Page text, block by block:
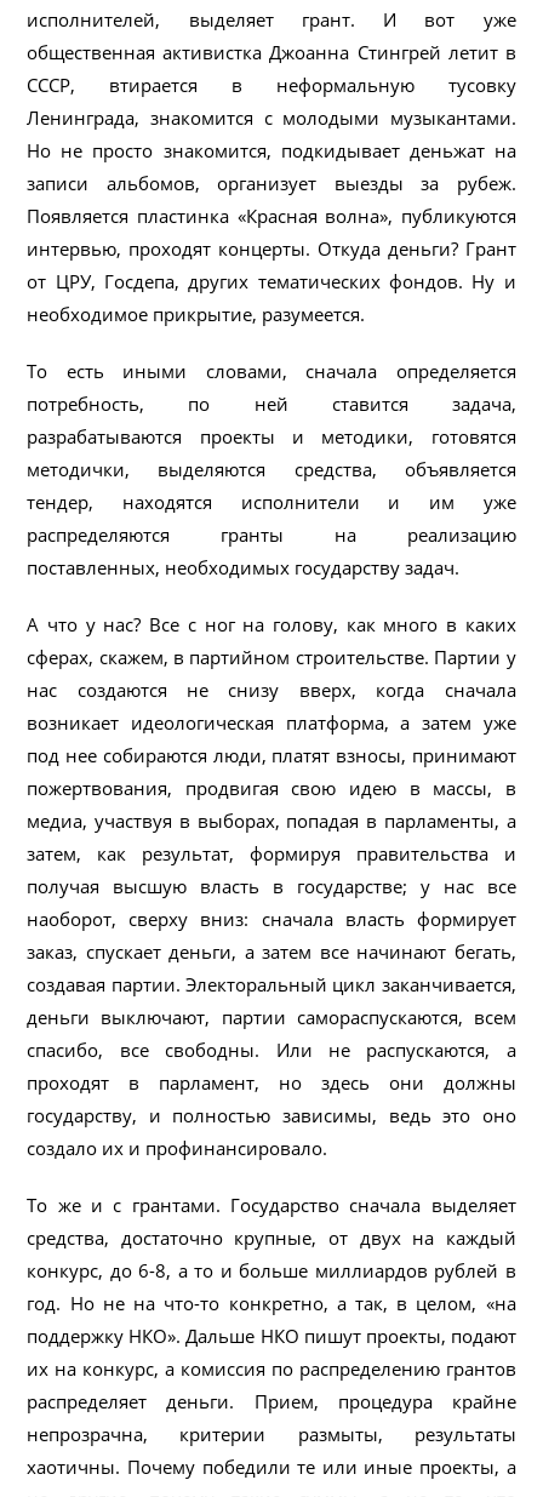
исполнителей, выделяет грант. И вот уже
общественная активистка Джоанна Стингрей летит в
СССР, втирается в неформальную тусовку
Ленинграда, знакомится с молодыми музыкантами.
Но не просто знакомится, подкидывает деньжат на
записи альбомов, организует выезды за рубеж.
Появляется пластинка «Красная волна», публикуются
интервью, проходят концерты. Откуда деньги? Грант
от ЦРУ, Госдепа, других тематических фондов. Ну и
необходимое прикрытие, разумеется.
То есть иными словами, сначала определяется
потребность, по ней ставится задача,
разрабатываются проекты и методики, готовятся
методички, выделяются средства, объявляется
тендер, находятся исполнители и им уже
распределяются гранты на реализацию
поставленных, необходимых государству задач.
А что у нас? Все с ног на голову, как много в каких
сферах, скажем, в партийном строительстве. Партии у
нас создаются не снизу вверх, когда сначала
возникает идеологическая платформа, а затем уже
под нее собираются люди, платят взносы, принимают
пожертвования, продвигая свою идею в массы, в
медиа, участвуя в выборах, попадая в парламенты, а
затем, как результат, формируя правительства и
получая высшую власть в государстве; у нас все
наоборот, сверху вниз: сначала власть формирует
заказ, спускает деньги, а затем все начинают бегать,
создавая партии. Электоральный цикл заканчивается,
деньги выключают, партии самораспускаются, всем
спасибо, все свободны. Или не распускаются, а
проходят в парламент, но здесь они должны
государству, и полностью зависимы, ведь это оно
создало их и профинансировало.
То же и с грантами. Государство сначала выделяет
средства, достаточно крупные, от двух на каждый
конкурс, до 6-8, а то и больше миллиардов рублей в
год. Но не на что-то конкретно, а так, в целом, «на
поддержку НКО». Дальше НКО пишут проекты, подают
их на конкурс, а комиссия по распределению грантов
распределяет деньги. Прием, процедура крайне
непрозрачна, критерии размыты, результаты
хаотичны. Почему победили те или иные проекты, а